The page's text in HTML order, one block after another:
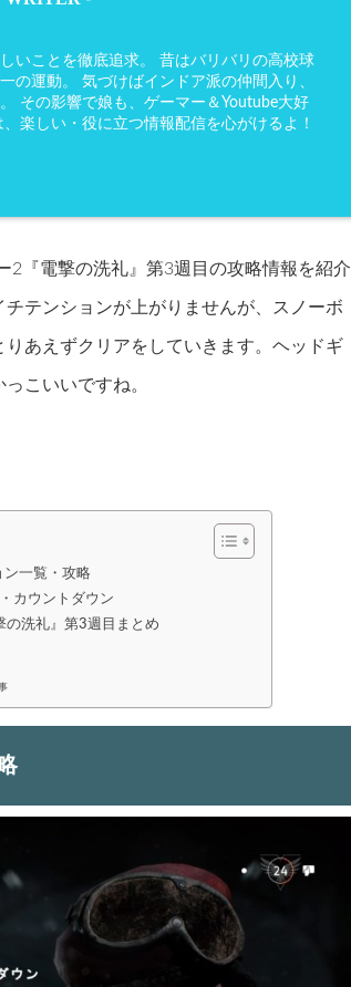
いことを徹底追求。 昔はバリバリの高校球
の運動。 気づけばインドア派の仲間入り、
その影響で娘も、ゲーマー＆Youtube大好
楽しい・役に立つ情報配信を心がけるよ！
2『電撃の洗礼』第3週目の攻略情報を紹介
テンションが上がりませんが、スノーボ
あえずクリアをしていきます。ヘッドギ
っこいいですね。
一覧・攻略
カウントダウン
の洗礼』第3週目まとめ